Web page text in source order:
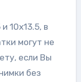
10х13.5, в
могут не
если Вы
без